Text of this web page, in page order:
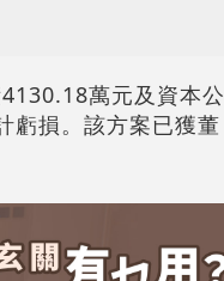
萬元及資本公
虧損。該方案已獲董